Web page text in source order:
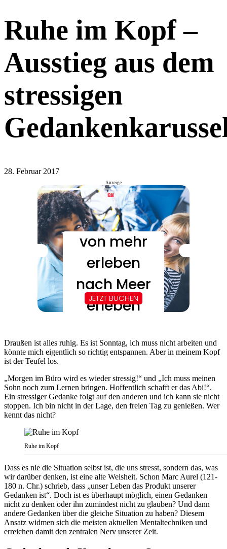
Ruhe im Kopf –
Ausstieg aus dem
stressigen
28. Februar 2017
Anzeige
Draußen ist alles ruhig. Es ist Sonntag, ich muss nicht arbeiten und
könnte mich eigentlich so richtig entspannen. Aber in meinem Kopf
ist der Teufel los.
„Morgen im Büro wird es wieder stressig!“ und „Ich muss meinen
Sohn noch zum Lernen bringen. Hoffentlich schafft er das Abi!“.
Ein stressiger Gedanke folgt auf den anderen und ich kann sie nicht
stoppen. Ich bin nicht in der Lage, den freien Tag zu genießen. Wer
kennt das nicht?
Ruhe im Kopf
Dass es nie die Situation selbst ist, die uns stresst, sondern das, was
wir darüber denken, ist eine alte Weisheit. Schon Marc Aurel (121-
180 n. Chr.) schrieb, dass „unser Leben das Produkt unserer
Gedanken ist“. Doch ist es überhaupt möglich, einen Gedanken
nicht zu denken oder ihn zumindest nicht zu glauben? Und dann
andere Gedanken über die gleiche Situation zu haben? Diesem
Ansatz widmen sich die meisten aktuellen Mentaltechniken und
erreichen damit den zentralen Nerv unserer Zeit.